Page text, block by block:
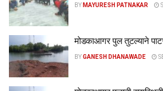
BY MAYURESH PATNAKAR
मोडकाआगर पुल तुटल्याने
BYGANESH DHANAWADE